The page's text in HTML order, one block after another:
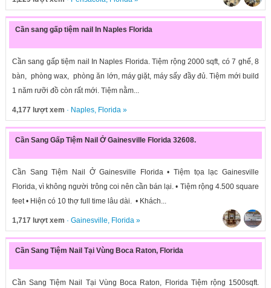
Cần sang gấp tiệm nail In Naples Florida
Cần sang gấp tiệm nail In Naples Florida. Tiệm rộng 2000 sqft, có 7 ghế, 8
bàn, phòng wax, phòng ăn lớn, máy giặt, máy sấy đầy đủ. Tiệm mới build
1 năm rưỡi đồ còn rất mới. Tiệm nằm...
4,177 lượt xem · Naples, Florida»
Cần Sang Gấp Tiệm Nail Ở Gainesville Florida 32608.
Cần Sang Tiệm Nail Ở Gainesville Florida • Tiệm tọa lạc Gainesville
Florida, vì không người trông coi nên cần bán lại. • Tiệm rộng 4.500 square
feet • Hiện có 10 thợ full time lâu dài. • Khách...
1,717 lượt xem · Gainesville, Florida»
Cần Sang Tiệm Nail Tại Vùng Boca Raton, Florida
Cần Sang Tiệm Nail Tại Vùng Boca Raton, Florida Tiệm rộng 1500sqft.